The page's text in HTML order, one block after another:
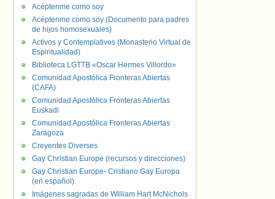
Acéptenme como soy
Acéptenme como soy (Documento para padres
de hijos homosexuales)
Activos y Contemplativos (Monasterio Virtual de
Espiritualidad)
Biblioteca LGTTB «Oscar Hermes Villordo»
Comunidad Apostólica Fronteras Abiertas
(CAFA)
Comunidad Apostólica Fronteras Abiertas
Euskadi
Comunidad Apostólica Fronteras Abiertas
Zaragoza
Creyentes Diverses
Gay Christian Europe (recursos y direcciones)
Gay Christian Europe- Cristiano Gay Europa
(en español)
Imágenes sagradas de William Hart McNichols